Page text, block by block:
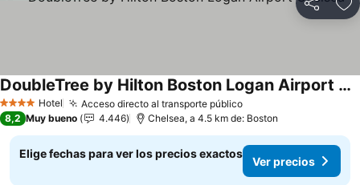
Compartir
4 EstrellasHotel Acceso directo al transporte públicoVer precios
DoubleTree by Hilton Boston Logan Airport Chelsea
Ver precios
8,2 Muy bueno 4.446 Chelsea, a 4.5 km de: Boston
Elige fechas para ver los precios exactos
Ver precios